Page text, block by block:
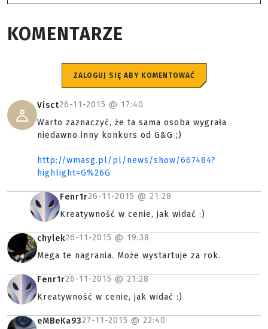
KOMENTARZE
ZALOGUJ SIĘ ABY KOMENTOWAĆ
Visct26-11-2015 @ 17:40
Warto zaznaczyć, że ta sama osoba wygrała
niedawno inny konkurs od G&G ;)
http://wmasg.pl/pl/news/show/667484?
highlight=G%26G
Fenr1r26-11-2015 @ 21:28
Kreatywność w cenie, jak widać :)
chylek26-11-2015 @ 19:38
Mega te nagrania. Może wystartuje za rok.
Fenr1r26-11-2015 @ 21:28
Kreatywność w cenie, jak widać :)
eMBeKa9327-11-2015 @ 22:40